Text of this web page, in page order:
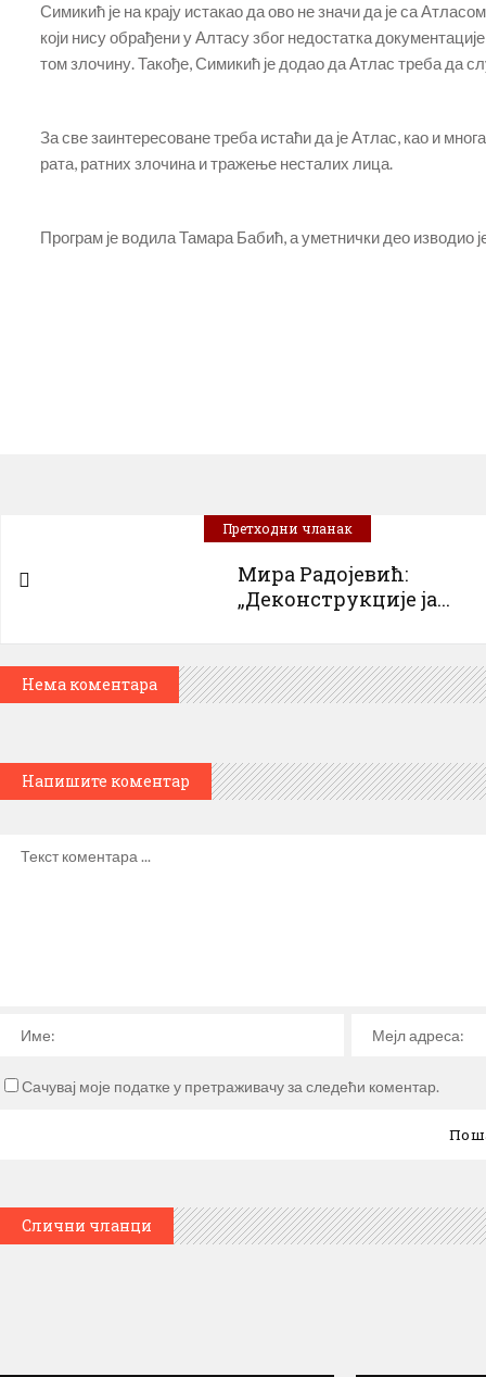
Симикић је на крају истакао да ово не значи да је са
који нису обрађени у Алтасу због недостатка
том злочину. Такође, Симикић је додао да Атлас треба да
За све заинтересоване треба истаћи да је Атлас, као и
рата, ратних злочина и тражење несталих лица.
Програм је водила Тамара Бабић, а уметнички део изводио
Претходни чланак
Мира Радојевић:
„Деконструкције ја...
Нема коментара
Напишите коментар
Сачувај моје податке у претраживачу за следећи коментар.
Слични чланци